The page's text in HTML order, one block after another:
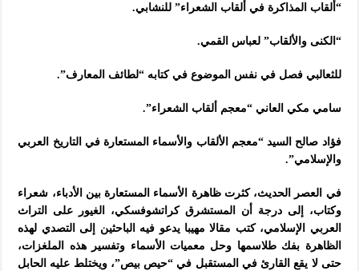
“ألقاب المذاكرة في ألقاب الشعراء” للنشابي.
“الكنى والألقاب” لعباس القمي.
للثعالبي فصل في نفس الموضوع في كتابه “لطائف المعارف”.
سامي مكي العاني “معجم ألقاب الشعراء”.
فؤاد صالح السيد “معجم الألقاب والأسماء المستعارة في التاريخ العربي
والإسلامي”.
في العصر الحديث، كثرت ظاهرة الأسماء المستعارة بين الأدباء، شعراء
وكتاب، إلى درجة أن المستشرق كراتشوفسكي، الغيور على التراث
العربي الإسلامي، كتب مقالا مهيبا يدعو فيه الباحثين إلى التصدي لهذه
الظاهرة بفك طلاسمها وحل معميات الأسماء وتفسير هذه الملغزات،
حتى لا يقع القارئ في المستقبل في “حيص بيص”، ويختلط عليه الحابل